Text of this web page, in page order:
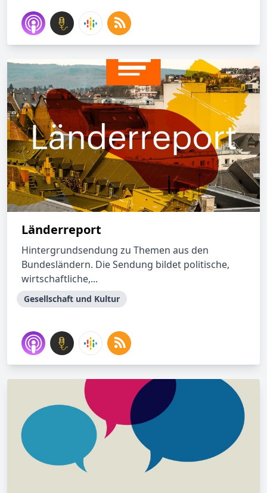
Länderreport
Hintergrundsendung zu Themen aus den
Bundesländern. Die Sendung bildet politische,
wirtschaftliche,...
Gesellschaft und Kultur